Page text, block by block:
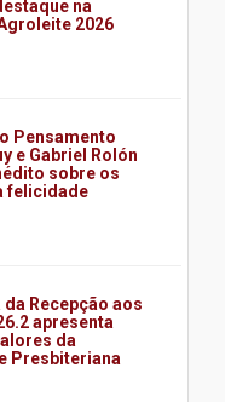
na
2026
Pensamento
e Gabriel Rolón
sobre os
felicidade
Recepção aos
apresenta
da
Presbiteriana